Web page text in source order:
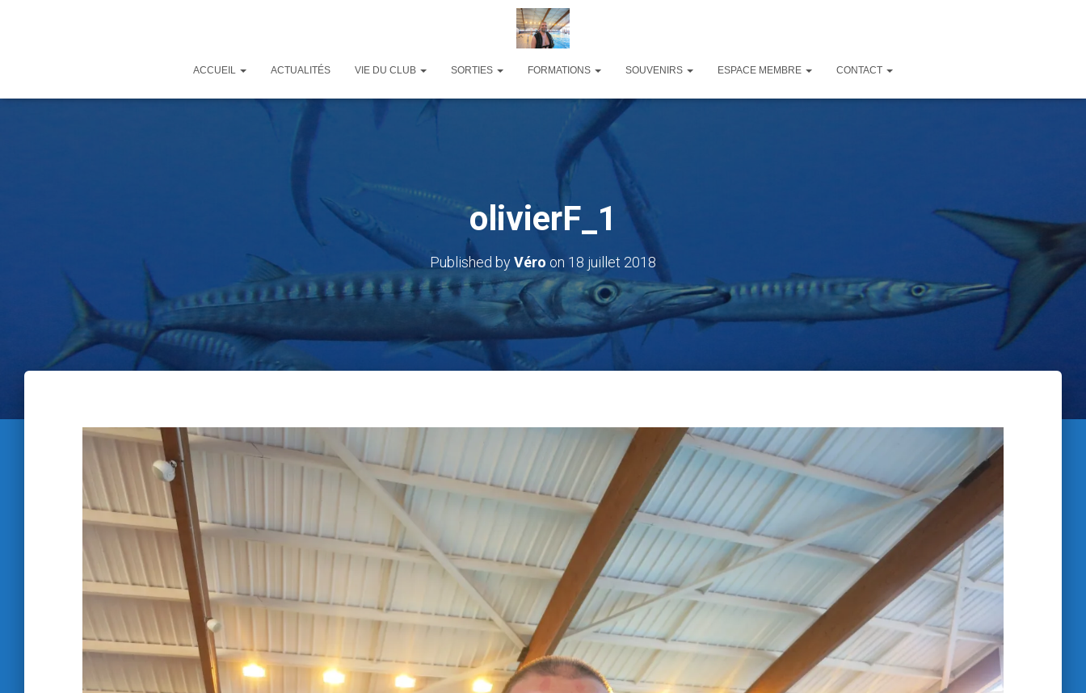
ACCUEIL ACTUALITÉS VIE DU CLUB SORTIES FORMATIONS SOUVENIRS ESPACE MEMBRE CONTACT
olivierF_1
Published byVéro on 18 juillet 2018